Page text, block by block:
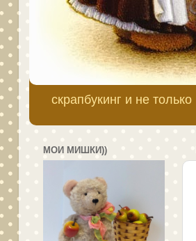
скрапбукинг и не только
МОИ МИШКИ))